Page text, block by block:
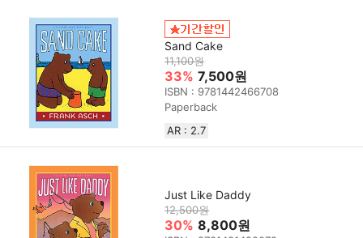
Sand Cake
11,100원
33% 7,500원
ISBN : 9781442466708
Paperback
AR : 2.7
Just Like Daddy
12,500원
30% 8,800원